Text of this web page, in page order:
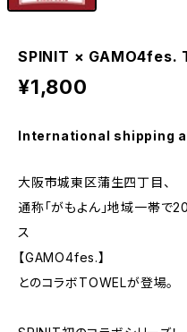
SPINIT × GAMO4fes.
¥1,800
International shipping
大阪市城東区蒲生四丁目、
通称「がもよん」地域一帯で
ス
【GAMO4fes.】
とのコラボTOWELが登場。